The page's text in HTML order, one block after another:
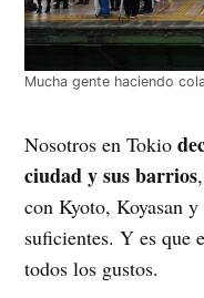
Mucha gente haciendo
Nosotros en Tokio
ciudad y sus barrios
con Kyoto, Koyasan
suficientes. Y es que
todos los gustos.